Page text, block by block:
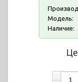
Модель:
Наличие: